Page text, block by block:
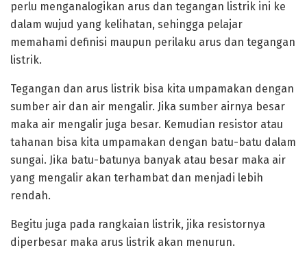
perlu menganalogikan arus dan tegangan listrik ini ke
dalam wujud yang kelihatan, sehingga pelajar
memahami definisi maupun perilaku arus dan tegangan
listrik.
Tegangan dan arus listrik bisa kita umpamakan dengan
sumber air dan air mengalir. Jika sumber airnya besar
maka air mengalir juga besar. Kemudian resistor atau
tahanan bisa kita umpamakan dengan batu-batu dalam
sungai. Jika batu-batunya banyak atau besar maka air
yang mengalir akan terhambat dan menjadi lebih
rendah.
Begitu juga pada rangkaian listrik, jika resistornya
diperbesar maka arus listrik akan menurun.